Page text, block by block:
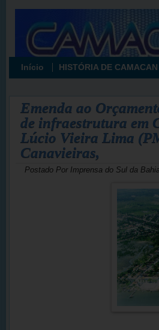
Início HISTÓRIA DE CAMACAN
Emenda ao
de infraestrutura em
Lúcio Vieira Lima
Canavieiras,
Postado Por Imprensa do Sul da